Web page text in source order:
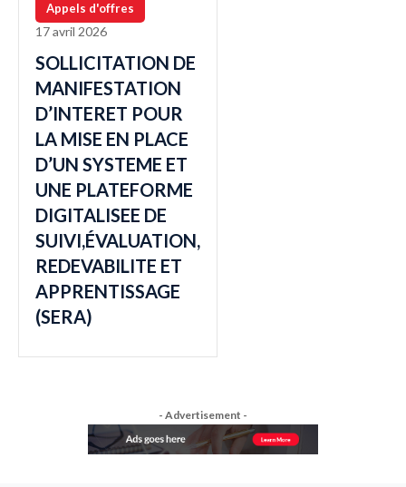
Appels d'offres
17 avril 2026
SOLLICITATION DE
MANIFESTATION
D’INTERET POUR
LA MISE EN PLACE
D’UN SYSTEME ET
UNE PLATEFORME
DIGITALISEE DE
SUIVI,ÉVALUATION,
REDEVABILITE ET
APPRENTISSAGE
(SERA)
- Advertisement -